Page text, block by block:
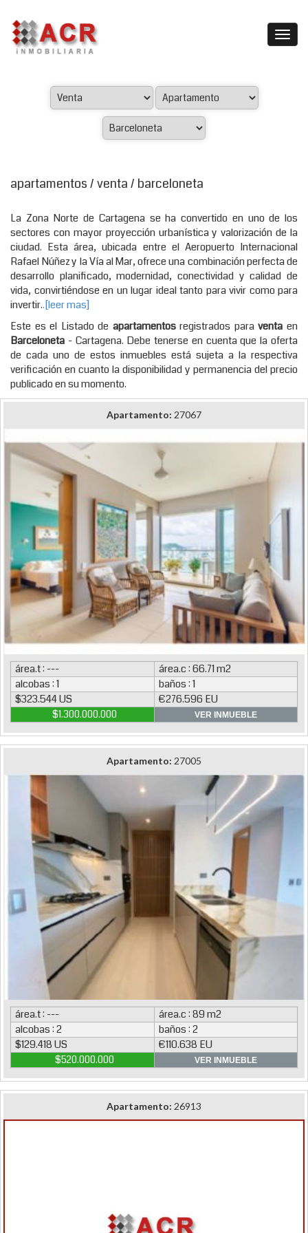
apartamentos / venta / barceloneta
La Zona Norte de Cartagena se ha convertido en uno de los
sectores con mayor proyección urbanística y valorización de la
ciudad. Esta área, ubicada entre el Aeropuerto Internacional
Rafael Núñez y la Vía al Mar, ofrece una combinación perfecta de
desarrollo planificado, modernidad, conectividad y calidad de
vida, convirtiéndose en un lugar ideal tanto para vivir como para
invertir..[leer mas]
Este es el Listado de apartamentosregistrados paraventa en
Barceloneta - Cartagena. Debe tenerse en cuenta que la oferta
de cada uno de estos inmuebles está sujeta a la respectiva
verificación en cuanto la disponibilidad y permanencia del precio
publicado en su momento.
Apartamento: 27067
área.t : ---
área.c : 66.71 m2
alcobas : 1
baños : 1
$323.544 US
€276.596 EU
$1.300.000.000 VER INMUEBLE
Apartamento: 27005
área.t : ---
área.c : 89 m2
alcobas : 2
baños : 2
$129.418 US
€110.638 EU
$520.000.000 VER INMUEBLE
Apartamento: 26913